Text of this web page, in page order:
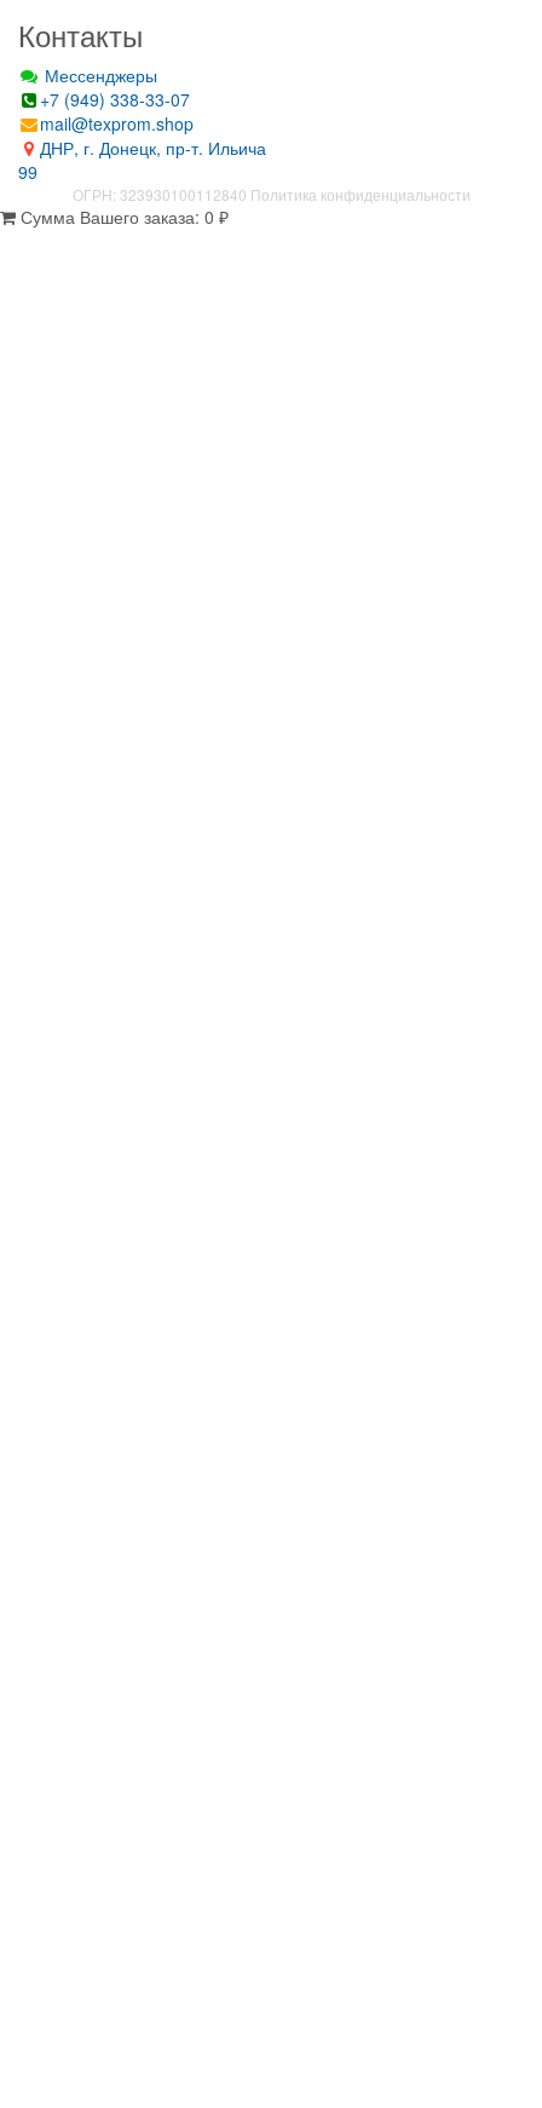
Контакты
Мессенджеры
+7 (949) 338-33-07
mail@texprom.shop
ДНР, г. Донецк, пр-т. Ильича
99
ОГРН: 323930100112840 Политика конфиденциальности
Сумма Вашего заказа: 0 ₽